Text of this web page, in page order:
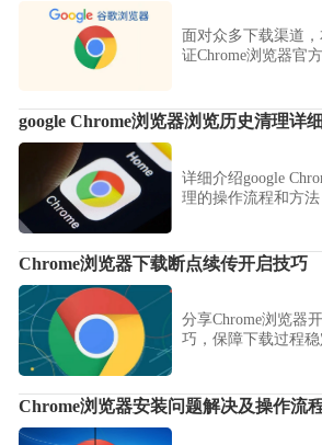
面对众多下载渠道
证Chrome浏览器官
google Chrome浏览器浏览历史清理详
详细介绍google
理的操作流程和方法
Chrome浏览器下载断点续传开启技巧
分享Chrome浏览器
巧，保障下载过程
Chrome浏览器安装问题解决及操作流